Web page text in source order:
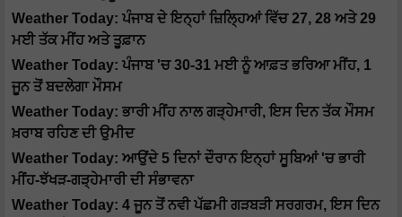
Weather Today: ਪੰਜਾਬ ਦੇ ਇਨ੍ਹਾਂ ਜ਼ਿਲ੍ਹਿਆਂ ਵਿੱਚ 27, 28 ਅਤੇ 29
ਮਈ ਤੱਕ ਮੀਂਹ ਅਤੇ ਤੂਫ਼ਾਨ
Weather Today: ਪੰਜਾਬ 'ਚ 30-31 ਮਈ ਨੂੰ ਆਫ਼ਤ ਭਰਿਆ ਮੀਂਹ, 1
ਜੂਨ ਤੋਂ ਬਦਲੇਗਾ ਮੌਸਮ
Weather Today: ਭਾਰੀ ਮੀਂਹ ਨਾਲ ਗੜ੍ਹੇਮਾਰੀ, ਇਸ ਦਿਨ ਤੱਕ ਮੌਸਮ
ਖ਼ਰਾਬ ਰਹਿਣ ਦੀ ਉਮੀਦ
Weather Today: ਆਉਂਦੇ 5 ਦਿਨਾਂ ਦੌਰਾਨ ਇਨ੍ਹਾਂ ਸੂਬਿਆਂ 'ਚ ਭਾਰੀ
ਮੀਂਹ-ਝੱਖੜ-ਗੜ੍ਹੇਮਾਰੀ ਦੀ ਸੰਭਾਵਨਾ
Weather Today: 4 ਜੂਨ ਤੋਂ ਨਵੀ ਪੱਛਮੀ ਗੜਬੜੀ ਸਰਗਰਮ, ਇਸ ਦਿਨ